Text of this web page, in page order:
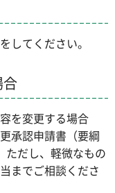
してください。
を変更する場合
承認申請書（要綱
ただし、軽微なもの
までご相談くださ